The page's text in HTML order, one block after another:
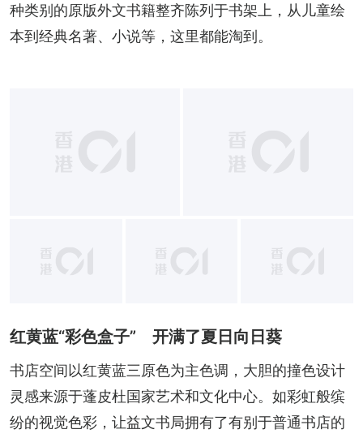
种类别的原版外文书籍整齐陈列于书架上，从儿童绘
本到经典名著、小说等，这里都能淘到。
+3
红黄蓝“彩色盒子” 开满了夏日向日葵
书店空间以红黄蓝三原色为主色调，大胆的撞色设计
灵感来源于蓬皮杜国家艺术和文化中心。如彩虹般缤
纷的视觉色彩，让益文书局拥有了有别于普通书店的